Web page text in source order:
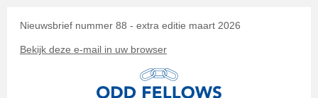
Nieuwsbrief nummer 88 - extra editie maart 2026
Bekijk deze e-mail in uw browser